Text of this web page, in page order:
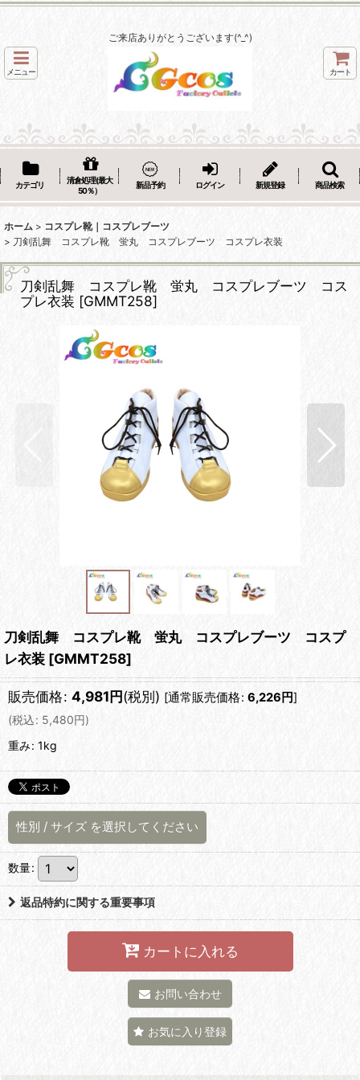
ご来店ありがとうございます(^_^)
メニュー カート
カテゴリ
清倉処理(最大
50％）
新品予約 ログイン 新規登録 商品検索
ホーム > コスプレ靴｜コスプレブーツ
> 刀剣乱舞 コスプレ靴 蛍丸 コスプレブーツ コスプレ衣装
刀剣乱舞 コスプレ靴 蛍丸 コスプレブーツ コス
プレ衣装 [GMMT258]
刀剣乱舞 コスプレ靴 蛍丸 コスプレブーツ コスプ
レ衣装 [GMMT258]
販売価格: 4,981円(税別) [通常販売価格: 6,226 円]
(税込: 5,480円)
重み: 1kg
性別 / サイズ を選択してください
数量:
返品特約に関する重要事項
カートに入れる
お問い合わせ
お気に入り登録